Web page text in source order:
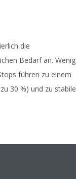
die
Bedarf an.
führen zu einem
30 %) und zu